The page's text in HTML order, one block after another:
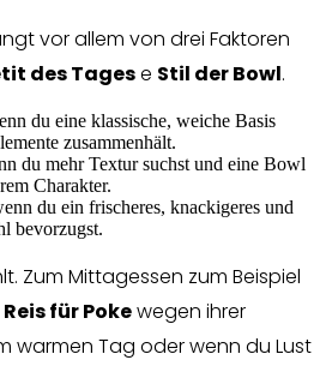
vor allem von drei Faktoren
des Tagese Stil der Bowl.
du eine klassische, weiche Basis
zusammenhält.
du mehr Textur suchst und eine Bowl
Charakter.
du ein frischeres, knackigeres und
bevorzugst.
Zum Mittagessen zum Beispiel
Reis für Pokewegen ihrer
warmen Tag oder wenn du Lust